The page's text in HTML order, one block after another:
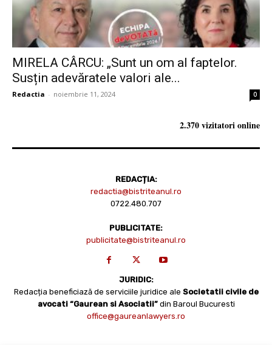
MIRELA CÂRCU: „Sunt un om al faptelor.
Susțin adevăratele valori ale...
Redactia - noiembrie 11, 2024 0
2.370 vizitatori online
REDACȚIA:
redactia@bistriteanul.ro
0722.480.707
PUBLICITATE:
publicitate@bistriteanul.ro
JURIDIC:
Redacția beneficiază de serviciile juridice ale Societatii civile de
avocati “Gaurean si Asociatii” din Baroul Bucuresti
office@gaureanlawyers.ro